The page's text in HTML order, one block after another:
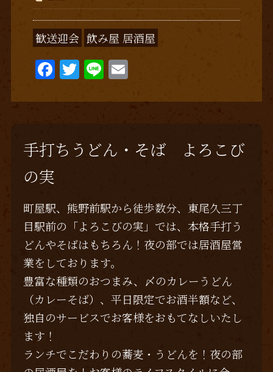
歓送迎会 飲み屋 居酒屋
F
a
c
b
k
T
w
it
r
Li
n
e
E
ai
手打ちうどん・そば よろこび
の実
町屋駅、熊野前駅から徒歩数分、東尾久三丁
目駅前の「よろこびの実」では、本格手打う
どんやそばはもちろん！夜の部では居酒屋営
業をしております。
豊富な種類のおつまみ、〆のカレーうどん
（カレーそば）、平日限定でお酒半額など、
独自のサービスでお客様をおもてなしいたし
ます！
ランチでこだわりの蕎麦・うどんを！夜の部